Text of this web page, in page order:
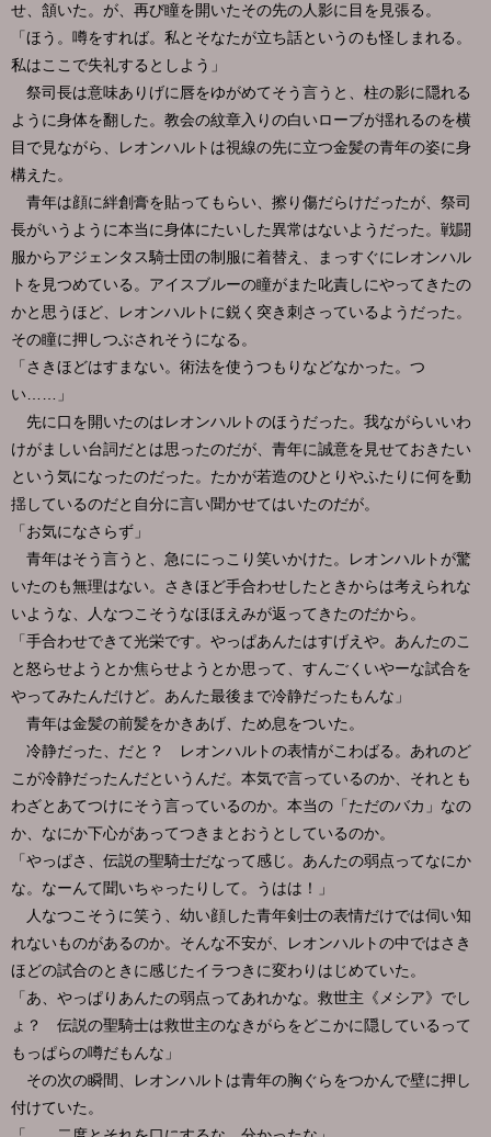
せ、頷いた。が、再び瞳を開いたその先の人影に目を見張る。
「ほう。噂をすれば。私とそなたが立ち話というのも怪しまれる。
私はここで失礼するとしよう」
祭司長は意味ありげに唇をゆがめてそう言うと、柱の影に隠れる
ように身体を翻した。教会の紋章入りの白いローブが揺れるのを横
目で見ながら、レオンハルトは視線の先に立つ金髪の青年の姿に身
構えた。
青年は顔に絆創膏を貼ってもらい、擦り傷だらけだったが、祭司
長がいうように本当に身体にたいした異常はないようだった。戦闘
服からアジェンタス騎士団の制服に着替え、まっすぐにレオンハル
トを見つめている。アイスブルーの瞳がまた叱責しにやってきたの
かと思うほど、レオンハルトに鋭く突き刺さっているようだった。
その瞳に押しつぶされそうになる。
「さきほどはすまない。術法を使うつもりなどなかった。つ
い……」
先に口を開いたのはレオンハルトのほうだった。我ながらいいわ
けがましい台詞だとは思ったのだが、青年に誠意を見せておきたい
という気になったのだった。たかが若造のひとりやふたりに何を動
揺しているのだと自分に言い聞かせてはいたのだが。
「お気になさらず」
青年はそう言うと、急ににっこり笑いかけた。レオンハルトが驚
いたのも無理はない。さきほど手合わせしたときからは考えられな
いような、人なつこそうなほほえみが返ってきたのだから。
「手合わせできて光栄です。やっぱあんたはすげえや。あんたのこ
と怒らせようとか焦らせようとか思って、すんごくいやーな試合を
やってみたんだけど。あんた最後まで冷静だったもんな」
青年は金髪の前髪をかきあげ、ため息をついた。
冷静だった、だと？ レオンハルトの表情がこわばる。あれのど
こが冷静だったんだというんだ。本気で言っているのか、それとも
わざとあてつけにそう言っているのか。本当の「ただのバカ」なの
か、なにか下心があってつきまとおうとしているのか。
「やっぱさ、伝説の聖騎士だなって感じ。あんたの弱点ってなにか
な。なーんて聞いちゃったりして。うはは！」
人なつこそうに笑う、幼い顔した青年剣士の表情だけでは伺い知
れないものがあるのか。そんな不安が、レオンハルトの中ではさき
ほどの試合のときに感じたイラつきに変わりはじめていた。
「あ、やっぱりあんたの弱点ってあれかな。救世主《メシア》でし
ょ？ 伝説の聖騎士は救世主のなきがらをどこかに隠しているって
もっぱらの噂だもんな」
その次の瞬間、レオンハルトは青年の胸ぐらをつかんで壁に押し
付けていた。